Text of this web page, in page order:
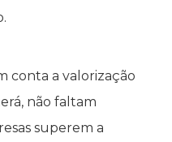
conta a valorização
não faltam
superem a